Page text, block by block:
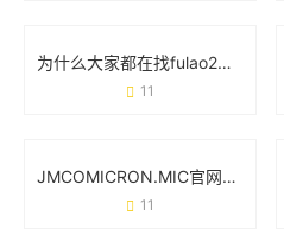
为什么大家都在找fulao2最新破解版？这些细节你可能没注意到
11
JMCOMICRON.MIC官网：从界面设计到功能实操的完整指南
11